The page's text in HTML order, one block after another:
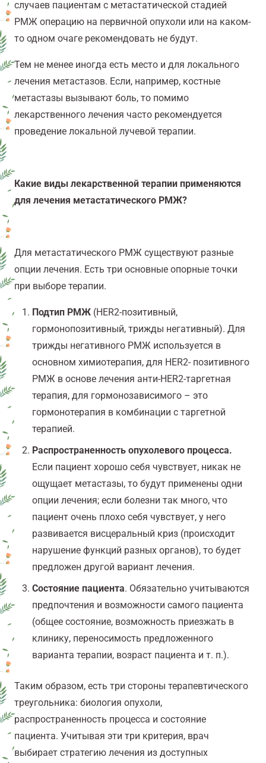
случаев пациентам с метастатической стадией
РМЖ операцию на первичной опухоли или на каком-
то одном очаге рекомендовать не будут.
Тем не менее иногда есть место и для локального
лечения метастазов. Если, например, костные
метастазы вызывают боль, то помимо
лекарственного лечения часто рекомендуется
проведение локальной лучевой терапии.
Какие виды лекарственной терапии применяются
для лечения метастатического РМЖ?
Для метастатического РМЖ существуют разные
опции лечения. Есть три основные опорные точки
при выборе терапии.
Подтип РМЖ (HER2-позитивный,
гормонопозитивный, трижды негативный). Для
трижды негативного РМЖ используется в
основном химиотерапия, для HER2- позитивного
РМЖ в основе лечения анти-HER2-таргетная
терапия, для гормонозависимого – это
гормонотерапия в комбинации с таргетной
терапией.
Распространенность опухолевого процесса.
Если пациент хорошо себя чувствует, никак не
ощущает метастазы, то будут применены одни
опции лечения; если болезни так много, что
пациент очень плохо себя чувствует, у него
развивается висцеральный криз (происходит
нарушение функций разных органов), то будет
предложен другой вариант лечения.
Состояние пациента. Обязательно учитываются
предпочтения и возможности самого пациента
(общее состояние, возможность приезжать в
клинику, переносимость предложенного
варианта терапии, возраст пациента и т. п.).
Таким образом, есть три стороны терапевтического
треугольника: биология опухоли,
распространенность процесса и состояние
пациента. Учитывая эти три критерия, врач
выбирает стратегию лечения из доступных